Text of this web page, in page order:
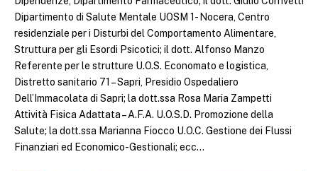
Dipartimento di Salute Mentale UOSM 1- Nocera, Centro
residenziale per i Disturbi del Comportamento Alimentare,
Struttura per gli Esordi Psicotici; il dott. Alfonso Manzo
Referente per le strutture U.O.S. Economato e logistica,
Distretto sanitario 71 – Sapri, Presidio Ospedaliero
Dell’Immacolata di Sapri; la dott.ssa Rosa Maria Zampetti
Attività Fisica Adattata – A.F.A. U.O.S.D. Promozione della
Salute; la dott.ssa Marianna Fiocco U.O.C. Gestione dei Flussi
Finanziari ed Economico-Gestionali; ecc…